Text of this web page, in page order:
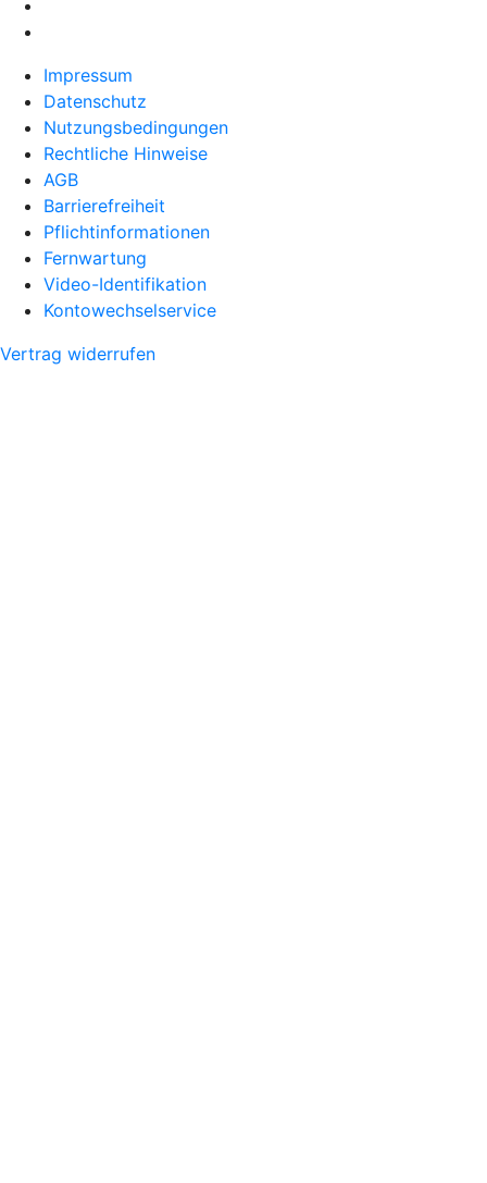
Impressum
Datenschutz
Nutzungsbedingungen
Rechtliche Hinweise
AGB
Barrierefreiheit
Pflichtinformationen
Fernwartung
Video-Identifikation
Kontowechselservice
Vertrag widerrufen